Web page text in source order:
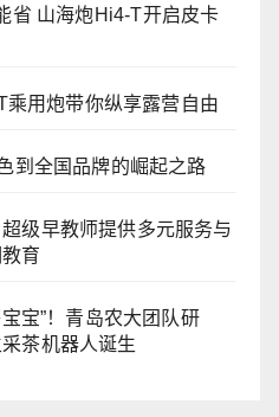
省 山海炮Hi4-T开启皮卡
用炮带你纵享露营自由
到全国品牌的崛起之路
级早教师提供多元服务与
育
宝”！青岛农大团队研
茶机器人诞生